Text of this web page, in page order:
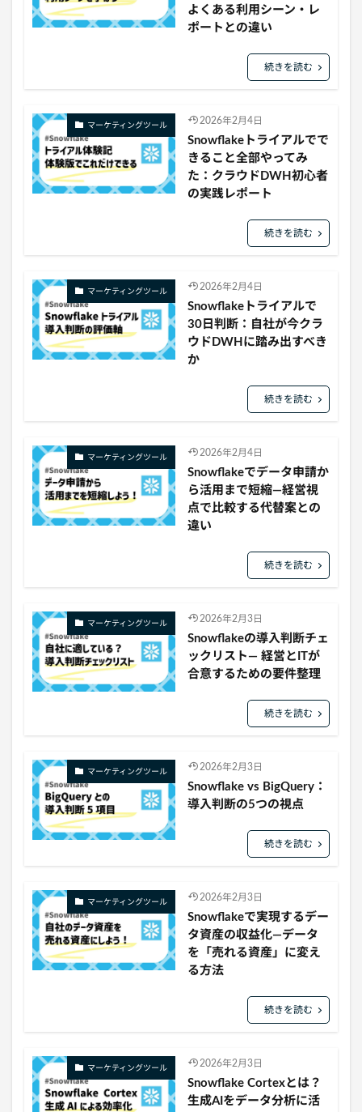
よくある利用シーン・レ
ポートとの違い
続きを読む
マーケティングツール 2026年2月4日
Snowflakeトライアルでで
きること全部やってみ
た：クラウドDWH初心者
の実践レポート
続きを読む
マーケティングツール 2026年2月4日
Snowflakeトライアルで
30日判断：自社が今クラ
ウドDWHに踏み出すべき
か
続きを読む
マーケティングツール 2026年2月4日
Snowflakeでデータ申請か
ら活用まで短縮—経営視
点で比較する代替案との
違い
続きを読む
マーケティングツール 2026年2月3日
Snowflakeの導入判断チェ
ックリスト— 経営とITが
合意するための要件整理
続きを読む
マーケティングツール 2026年2月3日
Snowflake vs BigQuery：
導入判断の5つの視点
続きを読む
マーケティングツール 2026年2月3日
Snowflakeで実現するデー
タ資産の収益化—データ
を「売れる資産」に変え
る方法
続きを読む
マーケティングツール 2026年2月3日
Snowflake Cortexとは？
生成AIをデータ分析に活